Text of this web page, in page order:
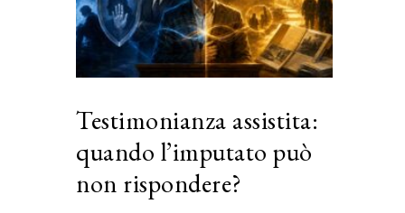
Testimonianza assistita:
quando l’imputato può
non rispondere?